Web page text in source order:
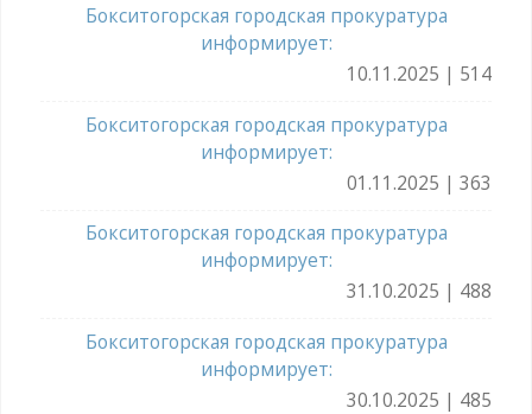
Бокситогорская городская прокуратура
информирует:
10.11.2025 | 514
Бокситогорская городская прокуратура
информирует:
01.11.2025 | 363
Бокситогорская городская прокуратура
информирует:
31.10.2025 | 488
Бокситогорская городская прокуратура
информирует:
30.10.2025 | 485